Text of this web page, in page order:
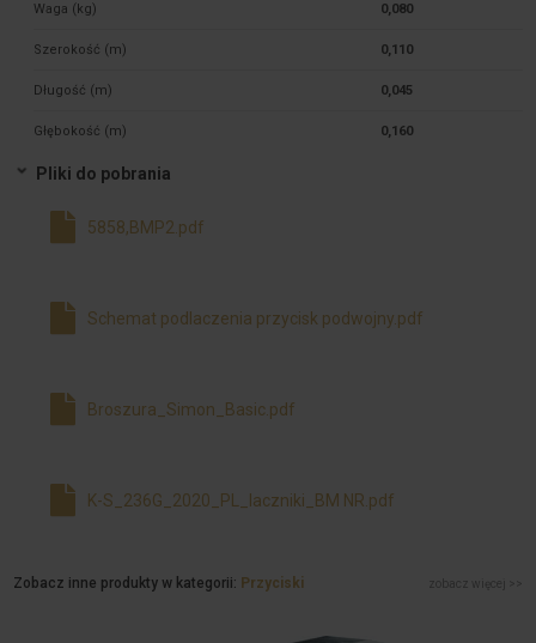
Waga (kg) 0,080
Szerokość (m) 0,110
Długość (m) 0,045
Głębokość (m) 0,160
Pliki do pobrania
5858,BMP2.pdf
Schemat podlaczenia przycisk podwojny.pdf
Broszura_Simon_Basic.pdf
K-S_236G_2020_PL_laczniki_BM NR.pdf
Zobacz inne produkty w kategorii: Przyciski zobacz więcej >>